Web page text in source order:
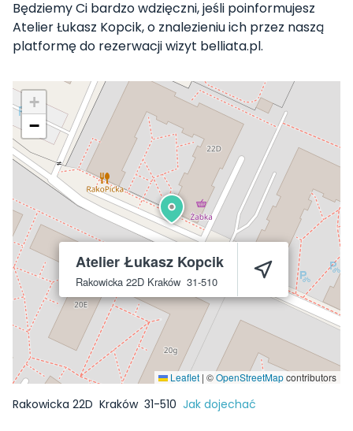
Będziemy Ci bardzo wdzięczni, jeśli poinformujesz
Atelier Łukasz Kopcik, o znalezieniu ich przez naszą
platformę do rezerwacji wizyt belliata.pl.
Atelier Łukasz Kopcik
Rakowicka 22D Kraków 31-510
+
−
Leaflet | ©OpenStreetMapcontributors
Rakowicka 22D Kraków 31-510 Jak dojechać